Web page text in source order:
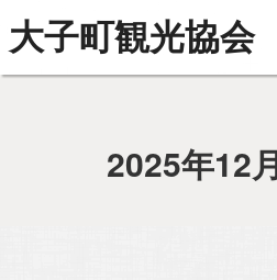
大子町観光協会
2025年12